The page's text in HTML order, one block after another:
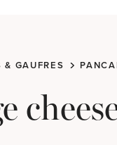
& GAUFRES